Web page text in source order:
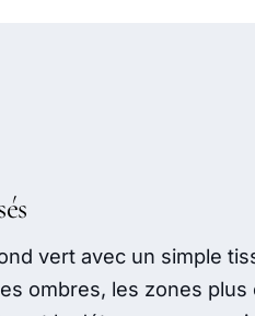
vert avec un simple
ombres, les zones plus